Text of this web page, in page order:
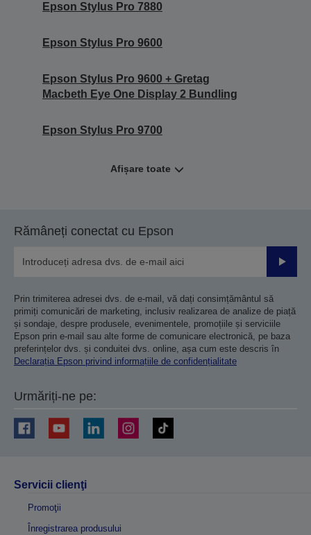
Epson Stylus Pro 7880
Epson Stylus Pro 9600
Epson Stylus Pro 9600 + Gretag
Macbeth Eye One Display 2 Bundling
Epson Stylus Pro 9700
Afișare toate
Rămâneți conectat cu Epson
Prin trimiterea adresei dvs. de e-mail, vă dați consimțământul să
primiți comunicări de marketing, inclusiv realizarea de analize de piață
și sondaje, despre produsele, evenimentele, promoțiile și serviciile
Epson prin e-mail sau alte forme de comunicare electronică, pe baza
preferințelor dvs. și conduitei dvs. online, așa cum este descris în
Declarația Epson privind informațiile de confidențialitate
Urmăriți-ne pe:
Servicii clienţi
Promoţii
Înregistrarea produsului